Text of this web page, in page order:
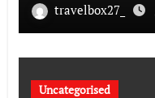
travelbox27_
Uncategorised